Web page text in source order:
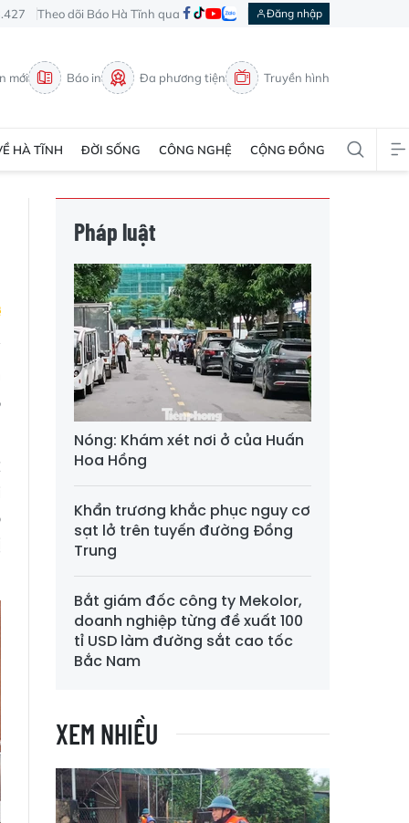
Theo dõi Báo Hà Tĩnh qua Đăng nhập
mới Báo in Đa phương tiện Truyền hình
HÀ TĨNH ĐỜI SỐNG CÔNG NGHỆ CỘNG ĐỒNG
Pháp luật
Nóng: Khám xét nơi ở của Huấn
Hoa Hồng
Khẩn trương khắc phục nguy cơ
sạt lở trên tuyến đường Đồng
Trung
Bắt giám đốc công ty Mekolor,
doanh nghiệp từng đề xuất 100
tỉ USD làm đường sắt cao tốc
Bắc Nam
XEM NHIỀU